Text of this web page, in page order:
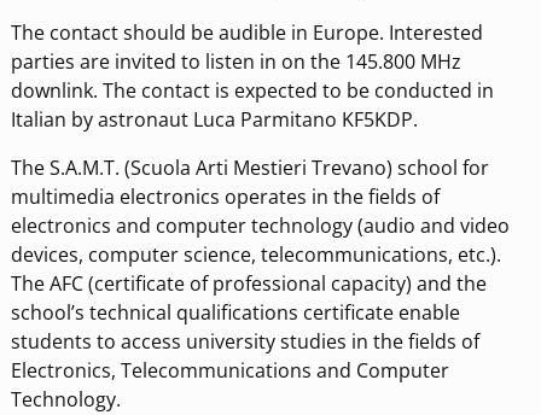
The contact should be audible in Europe. Interested
parties are invited to listen in on the 145.800 MHz
downlink. The contact is expected to be conducted in
Italian by astronaut Luca Parmitano KF5KDP.
The S.A.M.T. (Scuola Arti Mestieri Trevano) school for
multimedia electronics operates in the fields of
electronics and computer technology (audio and video
devices, computer science, telecommunications, etc.).
The AFC (certificate of professional capacity) and the
school’s technical qualifications certificate enable
students to access university studies in the fields of
Electronics, Telecommunications and Computer
Technology.